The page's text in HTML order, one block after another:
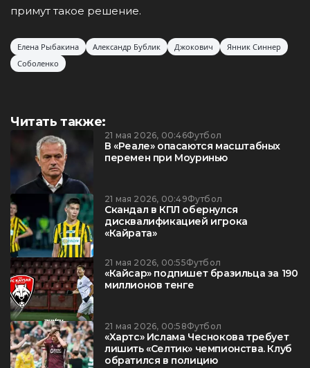
примут такое решение.
Елена Рыбакина Александр Бублик Джокович
Янник Синнер
Соболенко
Читать также:
21 мая 2026, 00:46Футбол
В «Реале» опасаются масштабных
перемен при Моуринью
21 мая 2026, 00:49Футбол
Скандал в КПЛ обернулся
дисквалификацией игрока
«Кайрата»
21 мая 2026, 00:55Футбол
«Кайсар» подпишет бразильца за 190
миллионов тенге
21 мая 2026, 00:58Футбол
«Хартс» Ислама Чеснокова требует
лишить «Селтик» чемпионства. Клуб
обратился в полицию